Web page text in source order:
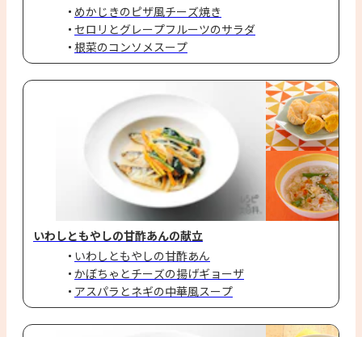
めかじきのピザ風チーズ焼き
セロリとグレープフルーツのサラダ
根菜のコンソメスープ
いわしともやしの甘酢あんの献立
いわしともやしの甘酢あん
かぼちゃとチーズの揚げギョーザ
アスパラとネギの中華風スープ